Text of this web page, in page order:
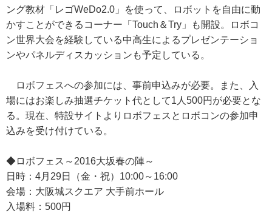
ング教材「レゴWeDo2.0」を使って、ロボットを自由に動
かすことができるコーナー「Touch＆Try」も開設。ロボコ
ン世界大会を経験している中高生によるプレゼンテーショ
ンやパネルディスカッションも予定している。
ロボフェスへの参加には、事前申込みが必要。また、入
場にはお楽しみ抽選チケット代として1人500円が必要とな
る。現在、特設サイトよりロボフェスとロボコンの参加申
込みを受け付けている。
◆ロボフェス～2016大坂春の陣～
日時：4月29日（金・祝）10:00～16:00
会場：大阪城スクエア 大手前ホール
入場料：500円